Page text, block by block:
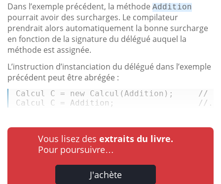
Dans l’exemple précédent, la méthode Addition
pourrait avoir des surcharges. Le compilateur
prendrait alors automatiquement la bonne surcharge
en fonction de la signature du délégué auquel la
méthode est assignée.
L’instruction d’instanciation du délégué dans l’exemple
précédent peut être abrégée :
Calcul C = new Calcul (Addition); //
Calcul
C = Addition; //
Vous lisez des extraits du livre.
Pour poursuivre…
J'achète